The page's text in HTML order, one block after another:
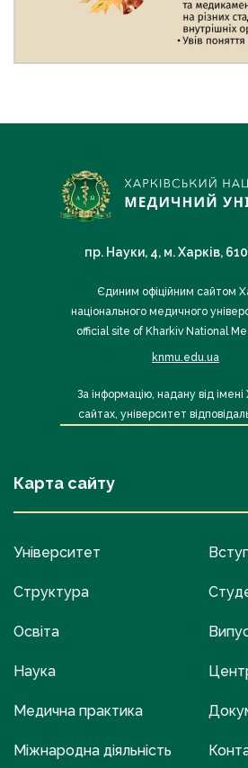
пр. Науки, 4, м. Харків,
Єдиним офіційним сайтом
національного медичного
official site of Kharkiv National
knmu.edu.ua
За інформацію, надану від
сайтах, університет
Карта сайту
Університет
Структура
Освіта
Наука
Медична практика
Міжнародна діяльність